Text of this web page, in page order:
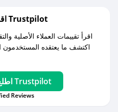
اقرأ تقييمات واراء العملاء على Trustpilot
اقرأ تقييمات العملاء الأصلية
اكتشف ما يعتقده المستخدمون
اطلع على آراء عملائنا على Trustpilot
Reviews